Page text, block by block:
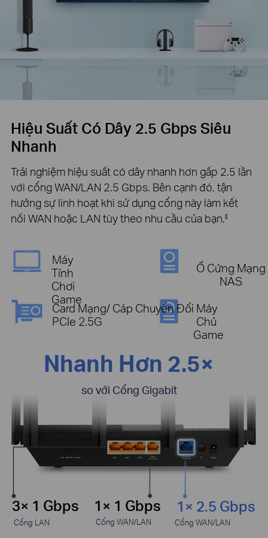
Hiệu Suất Có Dây 2.5 Gbps Siêu
Nhanh
Trải nghiệm hiệu suất có dây nhanh hơn gấp 2.5 lần
với cổng WAN/LAN 2.5 Gbps. Bên cạnh đó, tận
hưởng sự linh hoạt khi sử dụng cổng này làm kết
nối WAN hoặc LAN tùy theo nhu cầu của bạn.§
Máy
Tính
Chơi
Game
Ổ Cứng Mạng
NAS
Card Mạng/ Cáp Chuyển Đổi
PCIe 2.5G
Máy
Chủ
Game
Nhanh Hơn 2.5×
so với Cổng Gigabit
3× 1 Gbps
Cổng LAN
1× 1 Gbps
Cổng WAN/LAN 1× 2.5 Gbps
Cổng WAN/LAN